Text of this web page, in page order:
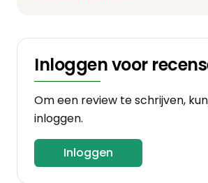
Inloggen voor
Om een review te schrijven,
inloggen.
Inloggen